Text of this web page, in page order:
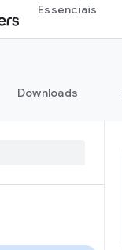
Essenciais
Downloads